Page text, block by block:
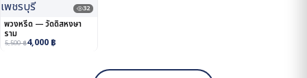
32
พวงหรีด — วัดดิสหงษา
ราม
5,500฿4,000 ฿